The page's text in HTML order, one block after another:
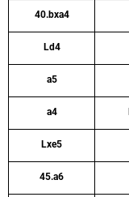
40.bxa4
Ld4
a5
a4
Lxe5
45.a6